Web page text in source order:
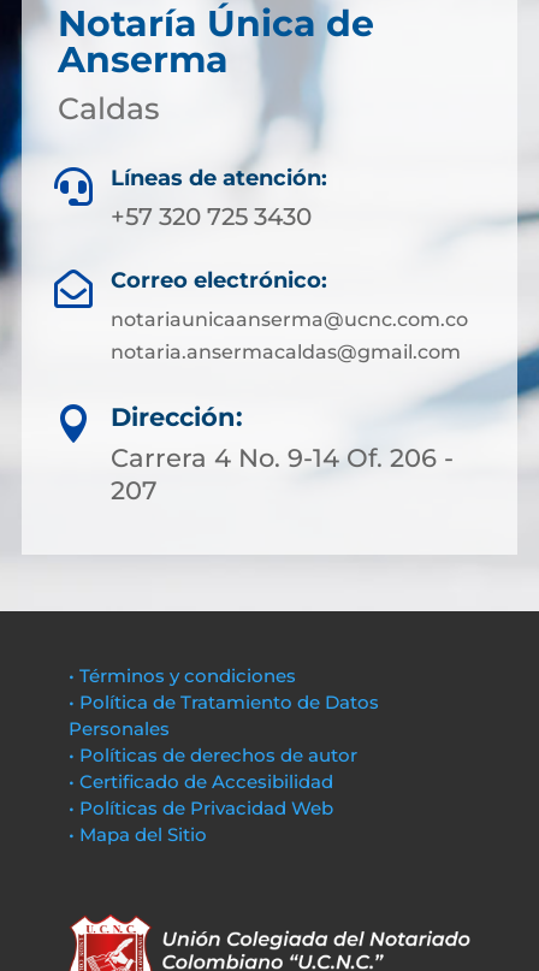
Notaría Única de
Anserma
Caldas
 Líneas de atención:
+57 320 725 3430
 Correo electrónico:
notariaunicaanserma@ucnc.com.co
notaria.ansermacaldas@gmail.com

Dirección:
Carrera 4 No. 9-14 Of. 206 -
207
• Términos y condiciones
• Política de Tratamiento de Datos
Personales
• Políticas de derechos de autor
• Certificado de Accesibilidad
• Políticas de Privacidad Web
• Mapa del Sitio